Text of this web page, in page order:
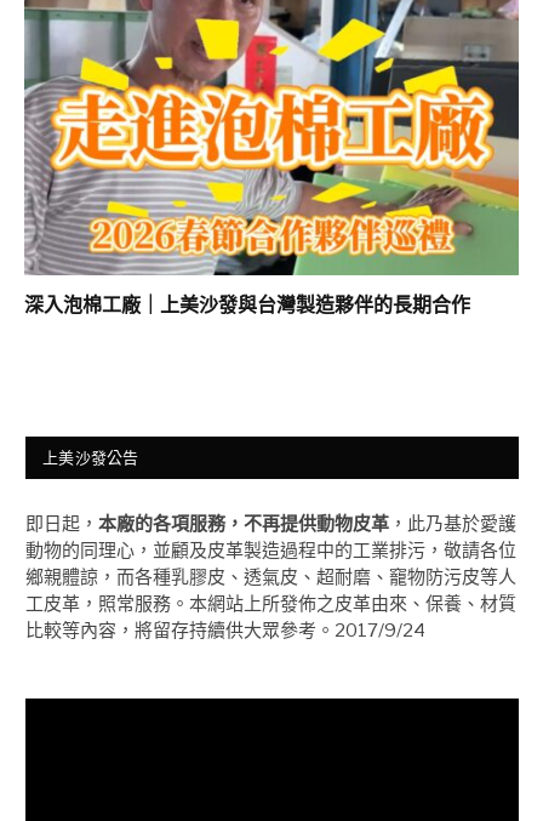
深入泡棉工廠｜上美沙發與台灣製造夥伴的長期合作
上美沙發公告
即日起， 本廠的各項服務，不再提供動物皮革 ，此乃基於愛護
動物的同理心，並顧及皮革製造過程中的工業排污，敬請各位
鄉親體諒，而各種乳膠皮、透氣皮、超耐磨、竉物防污皮等人
工皮革，照常服務。本網站上所發佈之皮革由來、保養、材質
比較等內容，將留存持續供大眾參考。2017/9/24